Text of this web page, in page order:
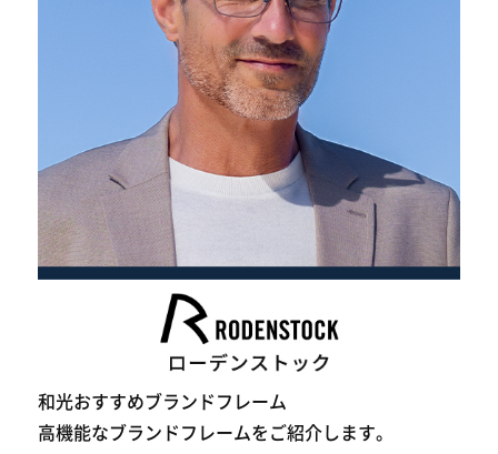
和光おすすめブランドフレーム
高機能なブランドフレームをご紹介します。